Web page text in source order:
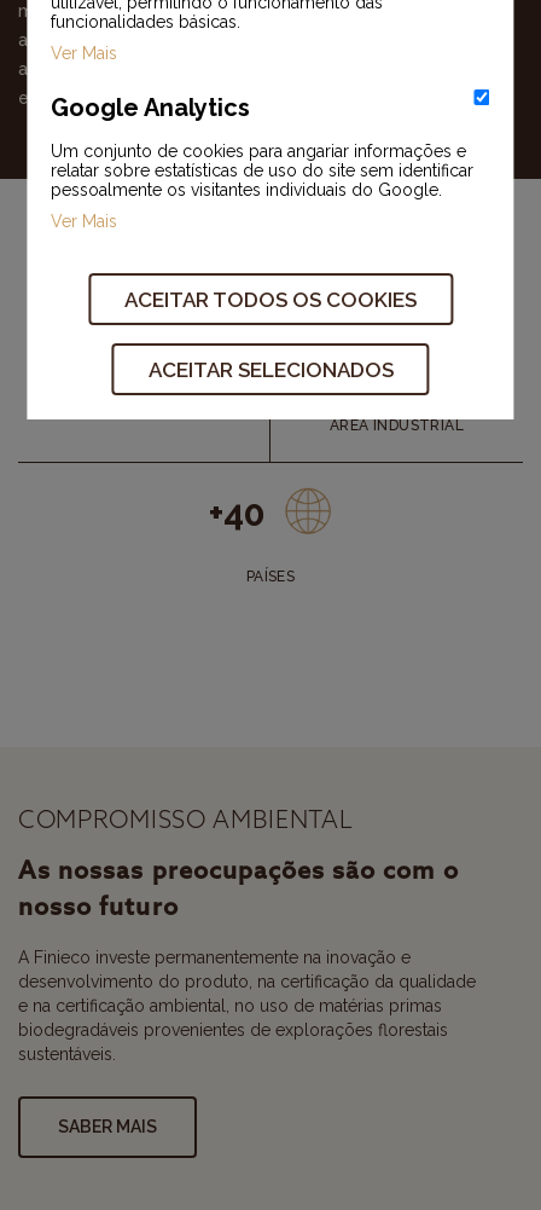
funcionalidades básicas.
Ver Mais
Google Analytics
Um conjunto de cookies para angariar informações e
relatar sobre estatísticas de uso do site sem identificar
pessoalmente os visitantes individuais do Google.
Ver Mais
ACEITAR TODOS OS COOKIES
ACEITAR SELECIONADOS
múltiplas soluções de embalagem com mínimo impacto
ambiental e simultaneamente susceptíveis de proporcionar
ao cliente optimização de recursos e rentabilização da
embalagem enquanto instrumento de marketing.
+4M +40Mil m²
ÁREA INDUSTRIAL
+40
PAÍSES
COMPROMISSO AMBIENTAL
As nossas preocupações são com o
nosso futuro
A Finieco investe permanentemente na inovação e
desenvolvimento do produto, na certificação da qualidade
e na certificação ambiental, no uso de matérias primas
biodegradáveis provenientes de explorações florestais
sustentáveis.
SABER MAIS